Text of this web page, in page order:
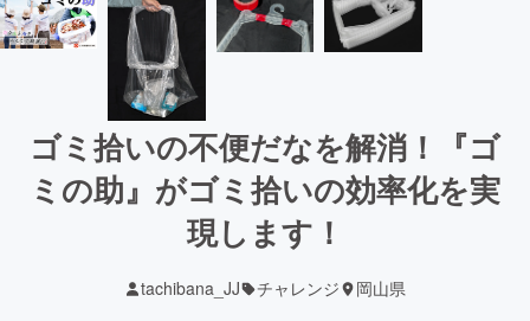
ゴミ拾いの不便だなを解消！『ゴ
ミの助』がゴミ拾いの効率化を実
現します！
tachibana_JJ チャレンジ 岡山県